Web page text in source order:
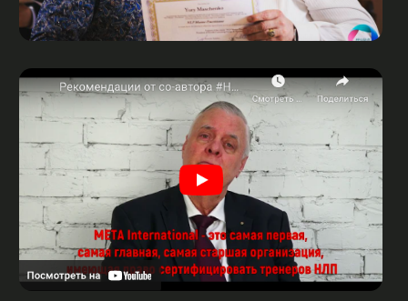
ПОВЫСИЛА ЦЕНУ НА 30%,
ИЗБАВИЛАСЬ ОТ АЛЛЕРГИИ
Любовь Нестерова
ЗАПИСЬ НА 2-3
МЕСЯЦА ВПЕРЕД
Эльвира Гурышева